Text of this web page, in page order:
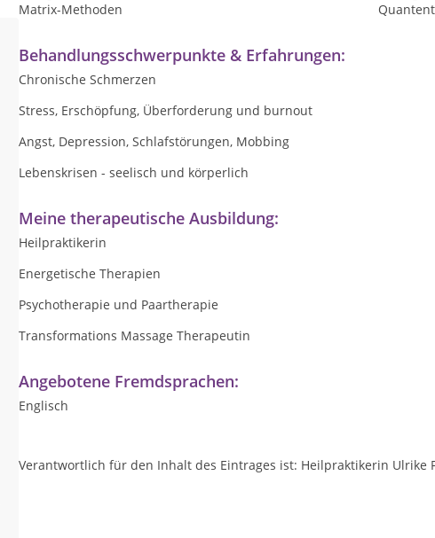
Matrix-Methoden
Behandlungsschwerpunkte & Erfahrungen:
Chronische Schmerzen
Stress, Erschöpfung, Überforderung und burnout
Angst, Depression, Schlafstörungen, Mobbing
Lebenskrisen - seelisch und körperlich
Meine therapeutische Ausbildung:
Heilpraktikerin
Energetische Therapien
Psychotherapie und Paartherapie
Transformations Massage Therapeutin
Angebotene Fremdsprachen:
Englisch
Verantwortlich für den Inhalt des Eintrages ist: Heilpraktikerin Ulrike